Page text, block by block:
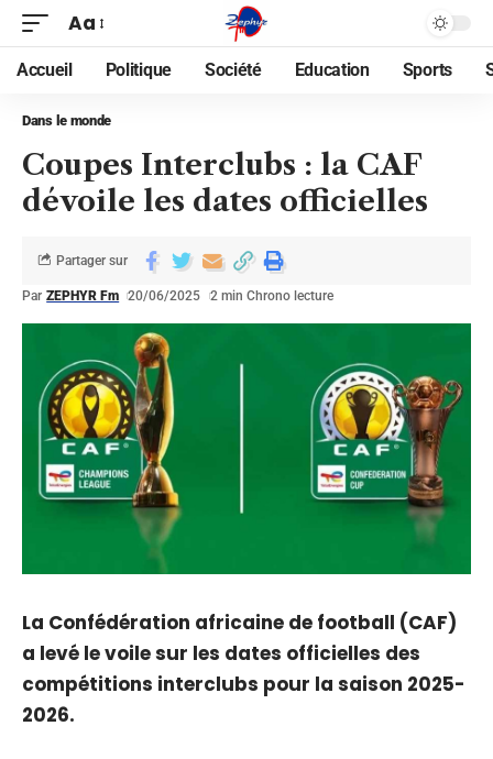
Aa
Accueil Politique Société Education Sports
Dans le monde
Coupes Interclubs : la CAF
dévoile les dates officielles
Par ZEPHYR Fm 20/06/2025 2 min Chrono lecture
Partager sur
La Confédération africaine de football (CAF)
a levé le voile sur les dates officielles des
compétitions interclubs pour la saison 2025-
2026.